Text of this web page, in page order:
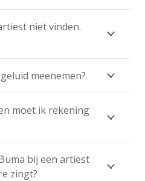
niet vinden.
meenemen?
moet ik rekening
bij een artiest
zingt?